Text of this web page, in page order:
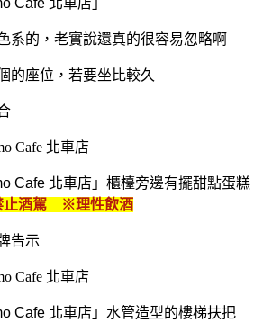
系的，老實說還真的很容易忽略啊
的座位，若要坐比較久
Cafe 北車店」櫃檯旁邊有擺甜點蛋糕
酒駕 ※理性飲酒
告示
Cafe 北車店」水管造型的樓梯扶把